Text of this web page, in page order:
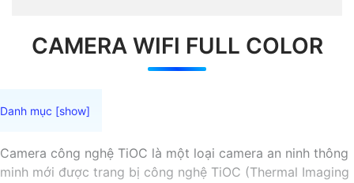
CAMERA WIFI FULL COLOR
Camera công nghệ TiOC là một loại camera an ninh thông
minh mới được trang bị công nghệ TiOC (Thermal Imaging